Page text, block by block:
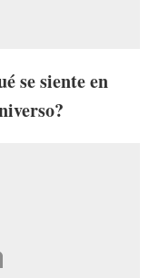
se siente en